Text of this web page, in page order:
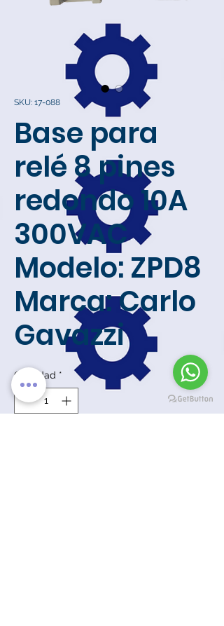
SKU: 17-088
Base para
relé 8 pines
redondo 10A
300VAC
Modelo: ZPD8
Marca: Carlo
Gavazzi
Cantidad *